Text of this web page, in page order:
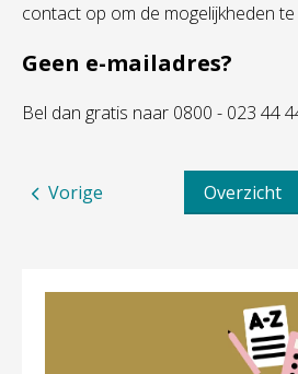
contact op om de mogelijkheden
Geen e-mailadres?
Bel dan gratis naar 0800 - 023 44
Overzicht
Vorige